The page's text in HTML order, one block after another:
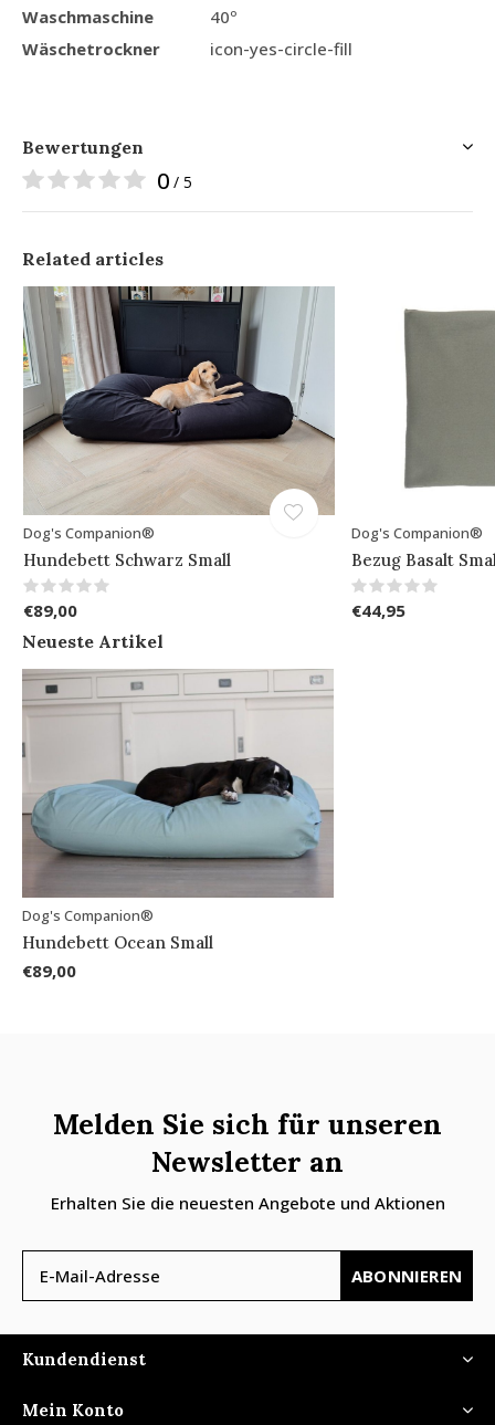
Waschmaschine
40º
Wäschetrockner
icon-yes-circle-fill
Bewertungen
0 / 5
Related articles
Dog's Companion®
Hundebett Schwarz Small
€89,00
Dog's Companion®
Bezug Basalt
€44,95
Neueste Artikel
Dog's Companion®
Hundebett Ocean Small
€89,00
Melden Sie sich für unseren
Newsletter an
Erhalten Sie die neuesten Angebote und Aktionen
ABONNIEREN
Kundendienst
Mein Konto